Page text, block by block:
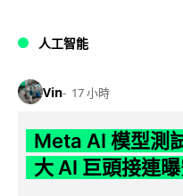
人工智能
Vin 17 小時
Meta AI 模型測
大 AI 巨頭接連